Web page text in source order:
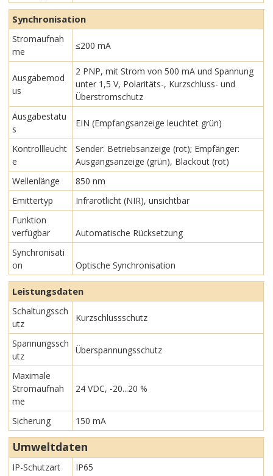
Synchronisation
Stromaufnah
me
≤200 mA
Ausgabemod
us
2 PNP, mit Strom von 500 mA und Spannung
unter 1,5 V, Polaritäts-, Kurzschluss- und
Überstromschutz
Ausgabestatu
s
EIN (Empfangsanzeige leuchtet grün)
Kontrollleucht
e
Sender: Betriebsanzeige (rot); Empfänger:
Ausgangsanzeige (grün), Blackout (rot)
Wellenlänge
850 nm
Emittertyp
Infrarotlicht (NIR), unsichtbar
Funktion
verfügbar
Automatische Rücksetzung
Synchronisati
on
Optische Synchronisation
Leistungsdaten
Schaltungssch
utz
Kurzschlussschutz
Spannungssch
utz
Überspannungsschutz
Maximale
Stromaufnah
me
24 VDC, -20...20 %
Sicherung 150 mA
Umweltdaten
IP-Schutzart IP65